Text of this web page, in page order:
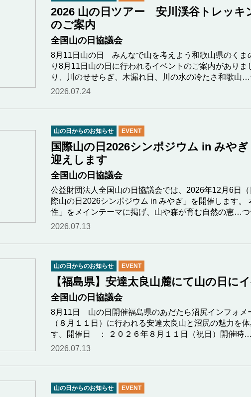
2026 山の日ツアー 安川渓谷トレッキ
のご案内
全国山の日協議会
8月11日山の日 みんなで山を考えよう和歌山県のくま
り8月11日山の日に行われるイベントのご案内があり
り、川のせせらぎ、木漏れ日、川の水の冷たさ和歌山
2026.07.24
山の日からのお知らせ EVENT
国際山の日2026シンポジウム in みや
迎えします
全国山の日協議会
公益財団法人全国山の日協議会では、2026年12月6日
際山の日2026シンポジウム in みやぎ」を開催します。
性」をメインテーマに掲げ、山や森が育む自然の恵…
2026.07.13
山の日からのお知らせ EVENT
【福島県】安達太良山麓にて山の日に
全国山の日協議会
8月11日 山の日開催福島県のあだたら沼尻インフォメ
（８月１１日）に行われる安達太良山と沼尻の魅力を
す。開催日 ： ２０２６年８月１１日（祝日）開催時
2026.07.13
山の日からのお知らせ EVENT